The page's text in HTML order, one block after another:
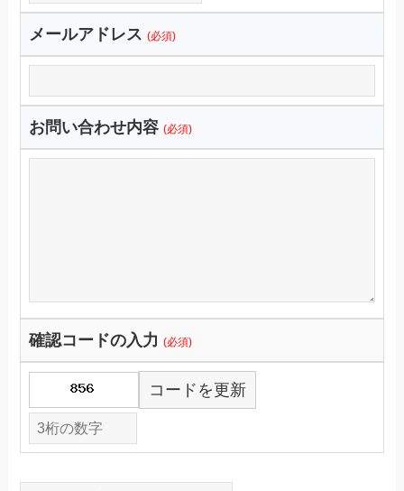
メールアドレス (必須)
お問い合わせ内容 (必須)
確認コードの入力(必須)
コードを更新